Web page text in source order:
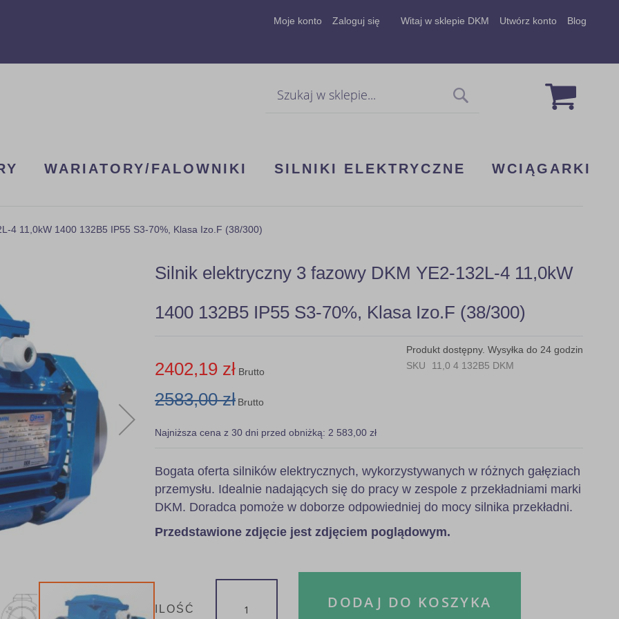
Moje konto Zaloguj się Witaj w sklepie DKM Utwórz konto Blog
Mój
WARIATORY/FALOWNIKI SILNIKI ELEKTRYCZNE WCIĄGARKI
4 11,0kW 1400 132B5 IP55 S3-70%, Klasa Izo.F (38/300)
Silnik elektryczny 3 fazowy DKM YE2-132L-4 11,0kW
1400 132B5 IP55 S3-70%, Klasa Izo.F (38/300)
Produkt dostępny. Wysyłka do 24 godzin
SKU
11,0 4 132B5 DKM
2402,19 zł Brutto
2583,00 zł Brutto
Najniższa cena z 30 dni przed obniżką: 2 583,00 zł
Bogata oferta silników elektrycznych, wykorzystywanych w różnych gałęziach
przemysłu. Idealnie nadających się do pracy w zespole z przekładniami marki
DKM. Doradca pomoże w doborze odpowiedniej do mocy silnika przekładni.
Przedstawione zdjęcie jest zdjęciem poglądowym.
ILOŚĆ DODAJ DO KOSZYKA